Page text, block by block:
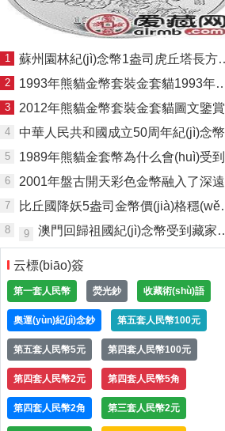
1 蘇州園林紀(jì)念幣1盎司虎丘塔長方形銀幣
2 1993年熊貓金幣套裝金套貓1993年熊貓金幣
3 2012年熊貓金幣套裝金套貓圖文鑒賞
4 中華人民共和國成立50周年紀(jì)念幣價(jià)格上漲
5 1989年熊貓金套幣為什么會(huì)受到藏家喜歡，原因有哪些？
6 2001年盤古開天彩色金幣融入了深遠(yuǎn)的文化意義，未來收益被眾多藏
7 比丘國降妖5盎司金幣價(jià)格穩(wěn)定，是藏家們喜愛的藏品之一
8 9 澳門回歸祖國紀(jì)念幣受到藏家歡迎，收藏價(jià)值高
云標(biāo)簽
第一套人民幣 熒光鈔 收藏術(shù)語
奧運(yùn)紀(jì)念鈔 第五套人民幣100元
第五套人民幣5元 第四套人民幣100元
第四套人民幣2元 第四套人民幣5角
第四套人民幣2角 第三套人民幣2元